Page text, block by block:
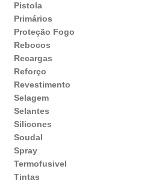
Pistola
Primários
Proteção Fogo
Rebocos
Recargas
Reforço
Revestimento
Selagem
Selantes
Silicones
Soudal
Spray
Termofusivel
Tintas